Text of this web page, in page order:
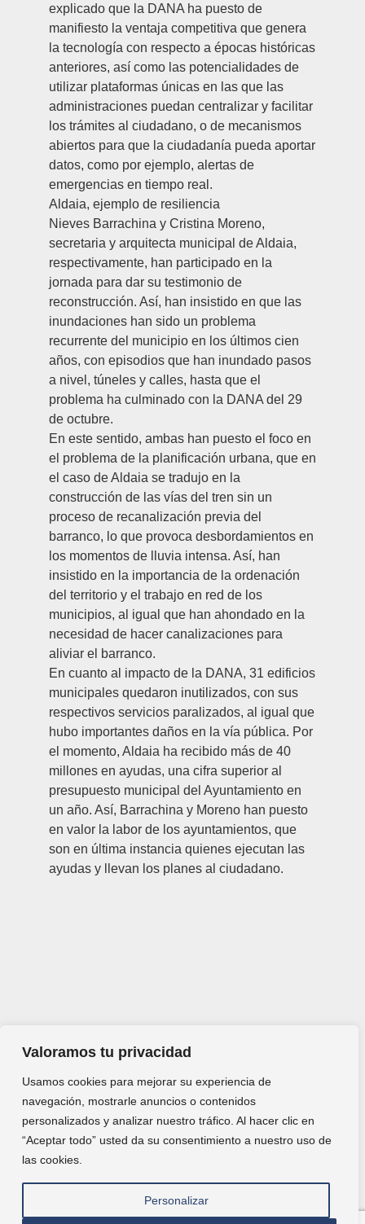
Valoramos tu privacidad
Usamos cookies para mejorar su experiencia de
navegación, mostrarle anuncios o contenidos
personalizados y analizar nuestro tráfico. Al hacer clic en
“Aceptar todo” usted da su consentimiento a nuestro uso de
las cookies.
Personalizar
explicado que la DANA ha puesto de
manifiesto la ventaja competitiva que genera
la tecnología con respecto a épocas históricas
anteriores, así como las potencialidades de
utilizar plataformas únicas en las que las
administraciones puedan centralizar y facilitar
los trámites al ciudadano, o de mecanismos
abiertos para que la ciudadanía pueda aportar
datos, como por ejemplo, alertas de
emergencias en tiempo real.
Aldaia, ejemplo de resiliencia
Nieves Barrachina y Cristina Moreno,
secretaria y arquitecta municipal de Aldaia,
respectivamente, han participado en la
jornada para dar su testimonio de
reconstrucción. Así, han insistido en que las
inundaciones han sido un problema
recurrente del municipio en los últimos cien
años, con episodios que han inundado pasos
a nivel, túneles y calles, hasta que el
problema ha culminado con la DANA del 29
de octubre.
En este sentido, ambas han puesto el foco en
el problema de la planificación urbana, que en
el caso de Aldaia se tradujo en la
construcción de las vías del tren sin un
proceso de recanalización previa del
barranco, lo que provoca desbordamientos en
los momentos de lluvia intensa. Así, han
insistido en la importancia de la ordenación
del territorio y el trabajo en red de los
municipios, al igual que han ahondado en la
necesidad de hacer canalizaciones para
aliviar el barranco.
En cuanto al impacto de la DANA, 31 edificios
municipales quedaron inutilizados, con sus
respectivos servicios paralizados, al igual que
hubo importantes daños en la vía pública. Por
el momento, Aldaia ha recibido más de 40
millones en ayudas, una cifra superior al
presupuesto municipal del Ayuntamiento en
un año. Así, Barrachina y Moreno han puesto
en valor la labor de los ayuntamientos, que
son en última instancia quienes ejecutan las
ayudas y llevan los planes al ciudadano.